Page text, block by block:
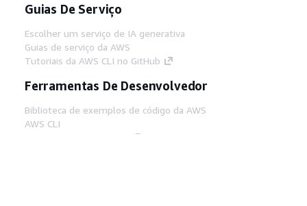
Guias De Serviço
Escolher um serviço de IA generativa
Guias de serviço da AWS
Tutoriais da AWS CLI no GitHub
Ferramentas De Desenvolvedor
Biblioteca de exemplos de código da AWS
AWS CLI